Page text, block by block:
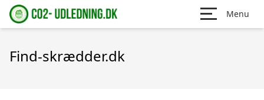
Menu
Find-skrædder.dk